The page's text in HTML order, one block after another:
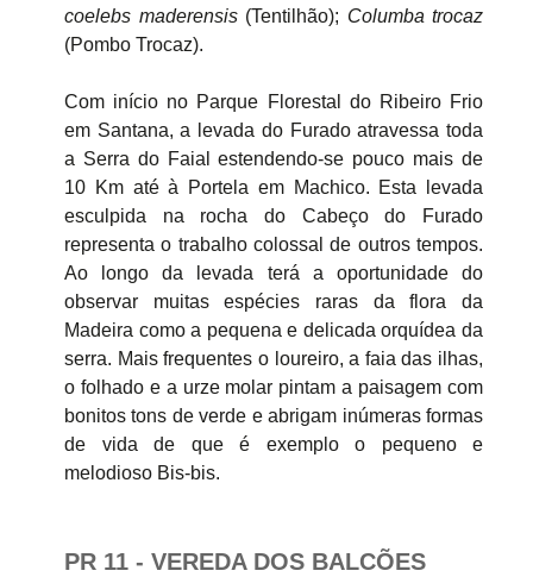
coelebs maderensis(Tentilhão); Columba trocaz
(Pombo Trocaz).
Com início no Parque Florestal do Ribeiro Frio
em Santana, a levada do Furado atravessa toda
a Serra do Faial estendendo-se pouco mais de
10 Km até à Portela em Machico. Esta levada
esculpida na rocha do Cabeço do Furado
representa o trabalho colossal de outros tempos.
Ao longo da levada terá a oportunidade do
observar muitas espécies raras da flora da
Madeira como a pequena e delicada orquídea da
serra. Mais frequentes o loureiro, a faia das ilhas,
o folhado e a urze molar pintam a paisagem com
bonitos tons de verde e abrigam inúmeras formas
de vida de que é exemplo o pequeno e
melodioso Bis-bis.
PR 11 - VEREDA DOS BALCÕES